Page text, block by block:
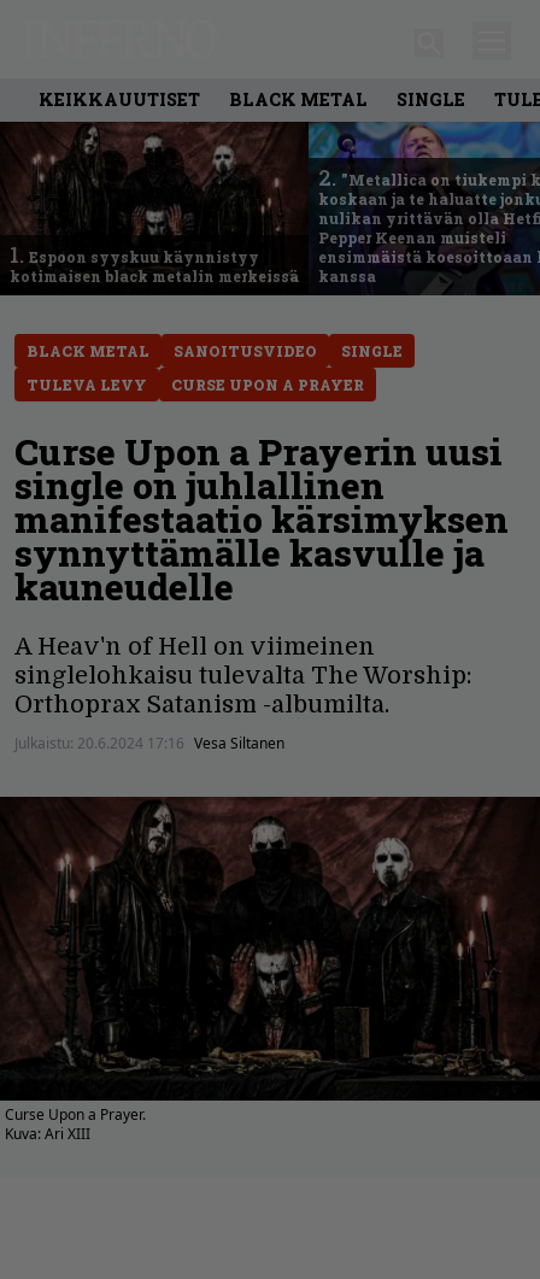
KEIKKAUUTISET BLACK METAL SINGLE
1. Espoon syyskuu käynnistyy
kotimaisen black metalin merkeissä
2. ”Metallica on tiukempi
koskaan ja te haluatte
nulikan yrittävän olla
Pepper Keenan muisteli
ensimmäistä
kanssa
BLACK METAL SANOITUSVIDEO
SINGLE
TULEVA LEVY
CURSE UPON A PRAYER
Curse Upon a Prayerin uusi
single on juhlallinen
manifestaatio kärsimyksen
synnyttämälle kasvulle ja
kauneudelle
A Heav'n of Hell on viimeinen
singlelohkaisu tulevalta The Worship:
Orthoprax Satanism -albumilta.
Julkaistu: 20.6.2024 17:16 Vesa Siltanen
Curse Upon a Prayer.
Kuva: Ari XIII